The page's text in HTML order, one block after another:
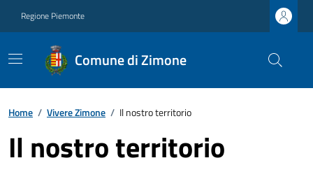
Regione Piemonte
Comune di Zimone
Home / Vivere Zimone / Il nostro territorio
Il nostro territorio